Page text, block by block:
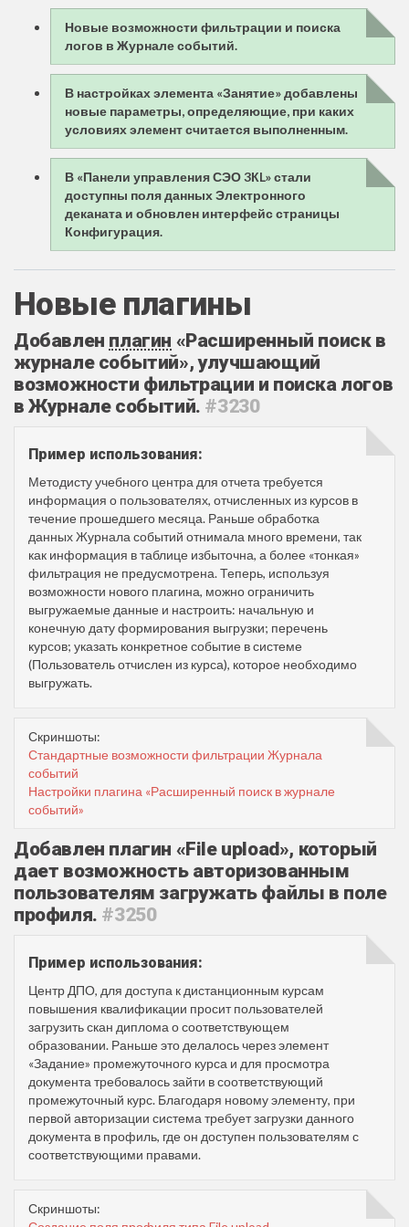
Новые возможности фильтрации и поиска
логов в Журнале событий.
В настройках элемента «Занятие» добавлены
новые параметры, определяющие, при каких
условиях элемент считается выполненным.
В «Панели управления СЭО 3КL» стали
доступны поля данных Электронного
деканата и обновлен интерфейс страницы
Конфигурация.
Новые плагины
Добавлен плагин «Расширенный поиск в
журнале событий», улучшающий
возможности фильтрации и поиска логов
в Журнале событий. #3230
Пример использования:
Методисту учебного центра для отчета требуется
информация о пользователях, отчисленных из курсов в
течение прошедшего месяца. Раньше обработка
данных Журнала событий отнимала много времени, так
как информация в таблице избыточна, а более «тонкая»
фильтрация не предусмотрена. Теперь, используя
возможности нового плагина, можно ограничить
выгружаемые данные и настроить: начальную и
конечную дату формирования выгрузки; перечень
курсов; указать конкретное событие в системе
(Пользователь отчислен из курса), которое необходимо
выгружать.
Скриншоты:
Стандартные возможности фильтрации Журнала
событий
Настройки плагина «Расширенный поиск в журнале
событий»
Добавлен плагин «File upload», который
дает возможность авторизованным
пользователям загружать файлы в поле
профиля. #3250
Пример использования:
Центр ДПО, для доступа к дистанционным курсам
повышения квалификации просит пользователей
загрузить скан диплома о соответствующем
образовании. Раньше это делалось через элемент
«Задание» промежуточного курса и для просмотра
документа требовалось зайти в соответствующий
промежуточный курс. Благодаря новому элементу, при
первой авторизации система требует загрузки данного
документа в профиль, где он доступен пользователям с
соответствующими правами.
Скриншоты: